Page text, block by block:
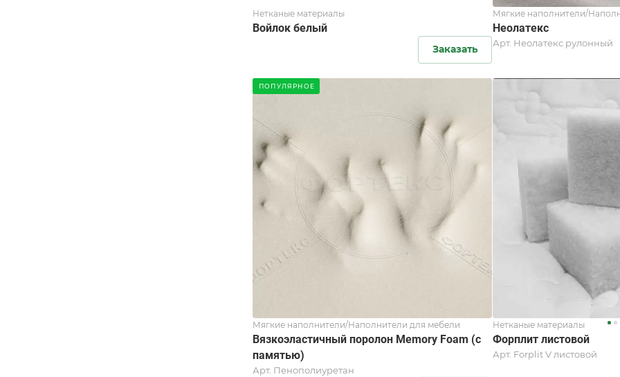
Нетканые материалы
Войлок белый
Заказать
Мягкие наполнители/
Неолатекс
Арт. Неолатекс рулонный
ПОПУЛЯРНОЕ
Мягкие наполнители/Наполнители для мебели
Вязкоэластичный поролон Memory Foam (с
памятью)
Арт. Пенополиуретан
Нетканые материалы
Форплит листовой
Арт. Forplit V листовой